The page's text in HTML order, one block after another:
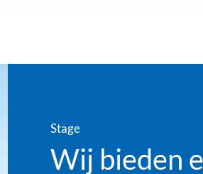
Stage
Wij bieden